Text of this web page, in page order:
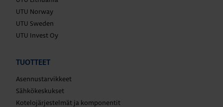
UTU Norway
UTU Sweden
UTU Invest Oy
TUOTTEET
Asennustarvikkeet
Sähkökeskukset
Kotelojärjestelmät ja komponentit